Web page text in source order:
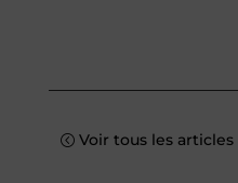
Voir tous les articles